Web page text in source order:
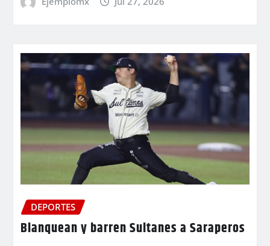
DEPORTES
Blanquean y barren Sultanes a Saraperos